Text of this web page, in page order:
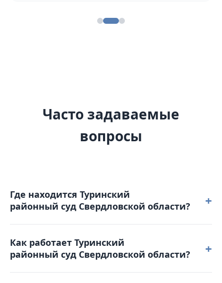
Часто задаваемые
вопросы
Где находится Туринский
районный суд Свердловской области?
+
расположен по адресу: 623900, Свердловская
область, г. Туринск, ул. Свердлова, д. 46.
Как работает Туринский
районный суд Свердловской области?
+